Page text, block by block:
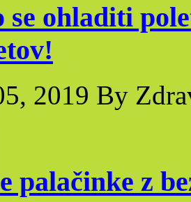
se ohladiti
2019 By
palačinke z